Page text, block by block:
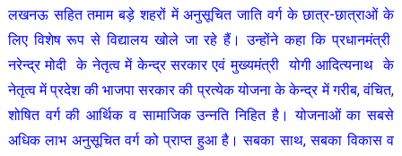
लखनऊ सहित तमाम बड़े शहरों में अनुसूचित जाति वर्ग के छात्र-छात्राओं के
लिए विशेष रूप से विद्यालय खोले जा रहे हैं। उन्होंने कहा कि प्रधानमंत्री
नरेन्द्र मोदी के नेतृत्व में केन्द्र सरकार एवं मुख्यमंत्री योगी आदित्यनाथ के
नेतृत्व में प्रदेश की भाजपा सरकार की प्रत्येक योजना के केन्द्र में गरीब, वंचित,
शोषित वर्ग की आर्थिक व सामाजिक उन्नति निहित है। योजनाओं का सबसे
अधिक लाभ अनुसूचित वर्ग को प्राप्त हुआ है। सबका साथ, सबका विकास व